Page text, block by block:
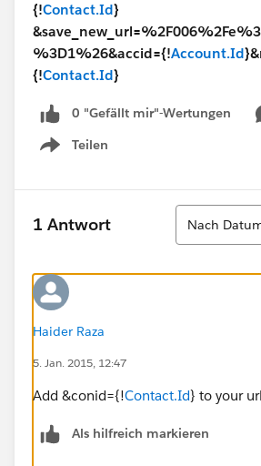
{!Contact.Id}
%3D1%26&accid={!Account.Id
{!Contact.Id}
0 "Gefällt mir"-Wertungen
Teilen
Show menu
1 Antwort
Sortieren
Nach
Haider Raza
5. Jan. 2015, 12:47
Add &conid={!Contact.Id} to your url
Als hilfreich markieren